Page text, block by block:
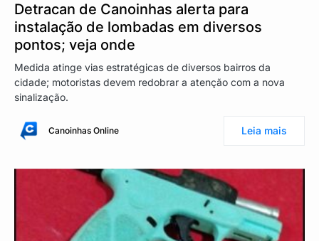
Detracan de Canoinhas alerta para
instalação de lombadas em diversos
pontos; veja onde
Medida atinge vias estratégicas de diversos bairros da
cidade; motoristas devem redobrar a atenção com a nova
sinalização.
Canoinhas Online Leia mais